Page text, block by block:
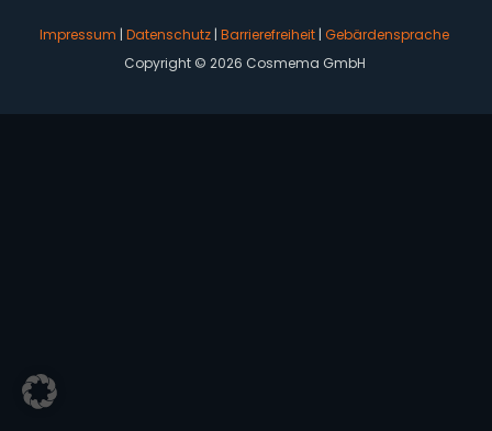
Impressum | Datenschutz | Barrierefreiheit | Gebärdensprache
Copyright © 2026 Cosmema GmbH